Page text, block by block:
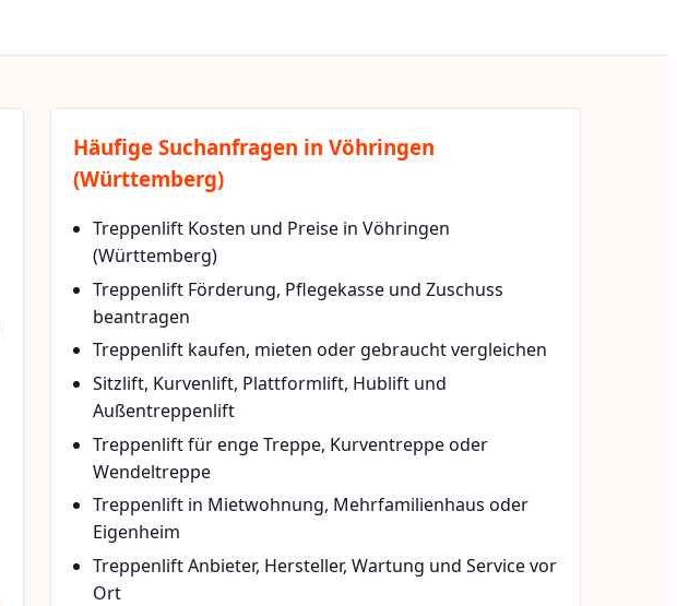
Häufige Suchanfragen in Vöhringen
(Württemberg)
Treppenlift Kosten und Preise in Vöhringen
(Württemberg)
Treppenlift Förderung, Pflegekasse und Zuschuss
beantragen
Treppenlift kaufen, mieten oder gebraucht vergleichen
Sitzlift, Kurvenlift, Plattformlift, Hublift und
Außentreppenlift
Treppenlift für enge Treppe, Kurventreppe oder
Wendeltreppe
Treppenlift in Mietwohnung, Mehrfamilienhaus oder
Eigenheim
Treppenlift Anbieter, Hersteller, Wartung und Service vor
Ort